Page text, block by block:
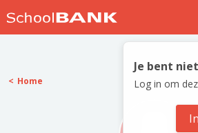
Nostalgische
Log in
Meld je gratis aan
Je bent
Log in om
Home